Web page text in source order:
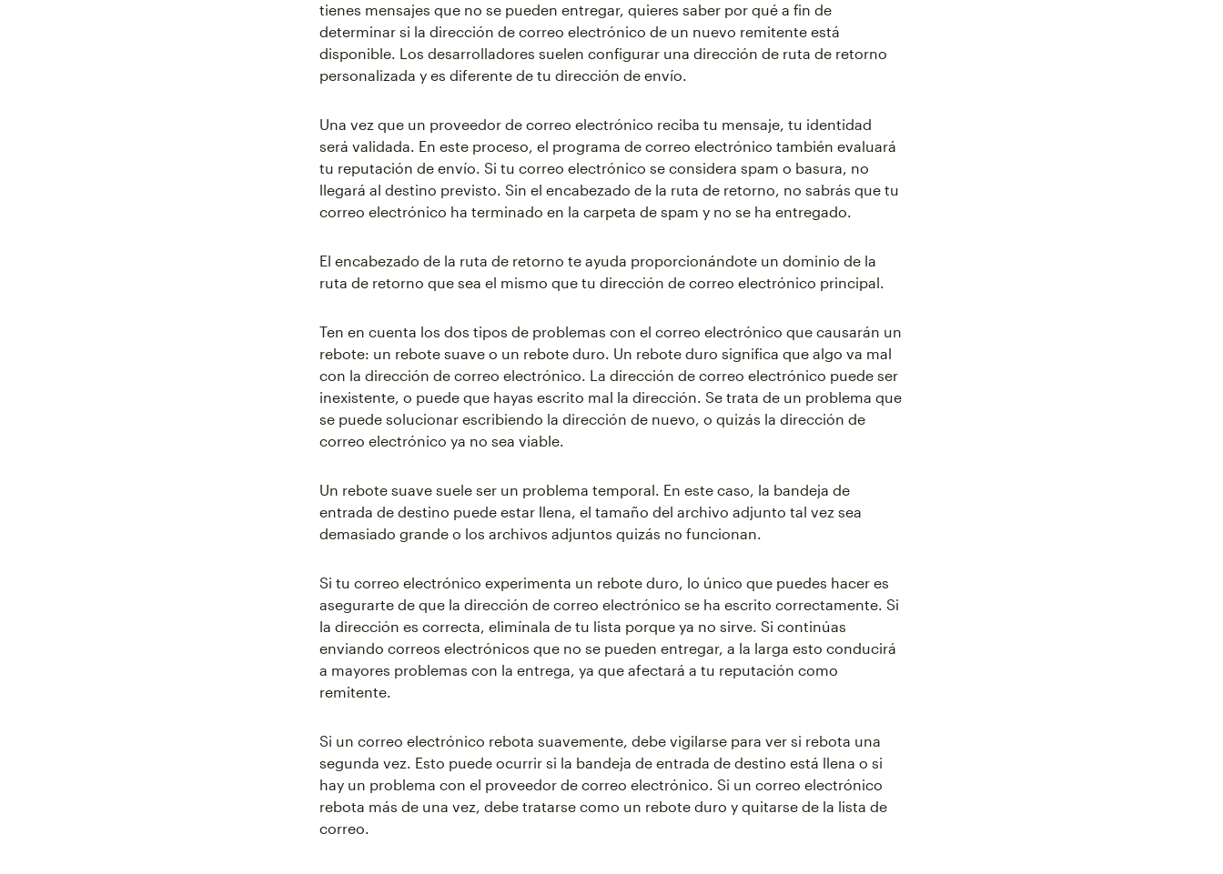
tienes mensajes que no se pueden entregar, quieres saber por qué a fin de
determinar si la dirección de correo electrónico de un nuevo remitente está
disponible. Los desarrolladores suelen configurar una dirección de ruta de retorno
personalizada y es diferente de tu dirección de envío.
Una vez que un proveedor de correo electrónico reciba tu mensaje, tu identidad
será validada. En este proceso, el programa de correo electrónico también evaluará
tu reputación de envío. Si tu correo electrónico se considera spam o basura, no
llegará al destino previsto. Sin el encabezado de la ruta de retorno, no sabrás que tu
correo electrónico ha terminado en la carpeta de spam y no se ha entregado.
El encabezado de la ruta de retorno te ayuda proporcionándote un dominio de la
ruta de retorno que sea el mismo que tu dirección de correo electrónico principal.
Ten en cuenta los dos tipos de problemas con el correo electrónico que causarán un
rebote: un rebote suave o un rebote duro. Un rebote duro significa que algo va mal
con la dirección de correo electrónico. La dirección de correo electrónico puede ser
inexistente, o puede que hayas escrito mal la dirección. Se trata de un problema que
se puede solucionar escribiendo la dirección de nuevo, o quizás la dirección de
correo electrónico ya no sea viable.
Un rebote suave suele ser un problema temporal. En este caso, la bandeja de
entrada de destino puede estar llena, el tamaño del archivo adjunto tal vez sea
demasiado grande o los archivos adjuntos quizás no funcionan.
Si tu correo electrónico experimenta un rebote duro, lo único que puedes hacer es
asegurarte de que la dirección de correo electrónico se ha escrito correctamente. Si
la dirección es correcta, elimínala de tu lista porque ya no sirve. Si continúas
enviando correos electrónicos que no se pueden entregar, a la larga esto conducirá
a mayores problemas con la entrega, ya que afectará a tu reputación como
remitente.
Si un correo electrónico rebota suavemente, debe vigilarse para ver si rebota una
segunda vez. Esto puede ocurrir si la bandeja de entrada de destino está llena o si
hay un problema con el proveedor de correo electrónico. Si un correo electrónico
rebota más de una vez, debe tratarse como un rebote duro y quitarse de la lista de
correo.